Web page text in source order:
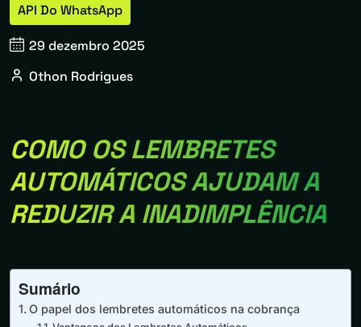
API Do WhatsApp
29 dezembro 2025
Othon Rodrigues
COMO OS LEMBRETES
AUTOMÁTICOS AJUDAM A
REDUZIR A INADIMPLÊNCIA
Sumário
O papel dos lembretes automáticos na cobrança